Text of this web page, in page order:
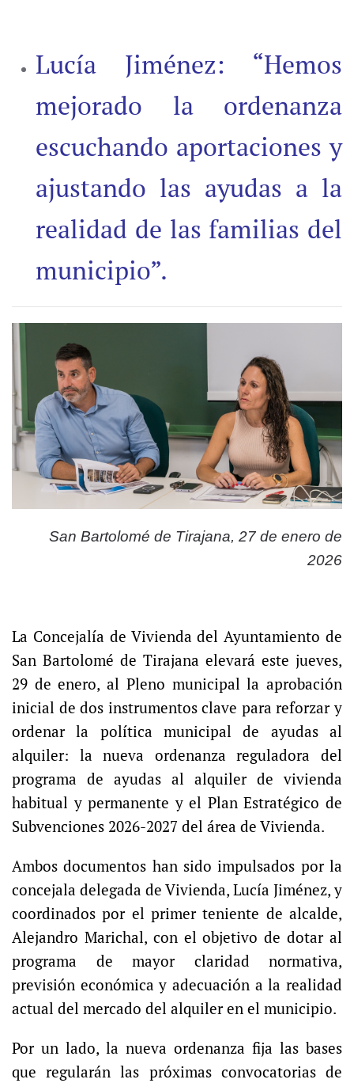
Lucía Jiménez: “Hemos
mejorado la ordenanza
escuchando aportaciones y
ajustando las ayudas a la
realidad de las familias del
municipio”.
San Bartolomé de Tirajana, 27 de enero de
2026
La Concejalía de Vivienda del Ayuntamiento de
San Bartolomé de Tirajana elevará este jueves,
29 de enero, al Pleno municipal la aprobación
inicial de dos instrumentos clave para reforzar y
ordenar la política municipal de ayudas al
alquiler: la nueva ordenanza reguladora del
programa de ayudas al alquiler de vivienda
habitual y permanente y el Plan Estratégico de
Subvenciones 2026-2027 del área de Vivienda.
Ambos documentos han sido impulsados por la
concejala delegada de Vivienda, Lucía Jiménez, y
coordinados por el primer teniente de alcalde,
Alejandro Marichal, con el objetivo de dotar al
programa de mayor claridad normativa,
previsión económica y adecuación a la realidad
actual del mercado del alquiler en el municipio.
Por un lado, la nueva ordenanza fija las bases
que regularán las próximas convocatorias de